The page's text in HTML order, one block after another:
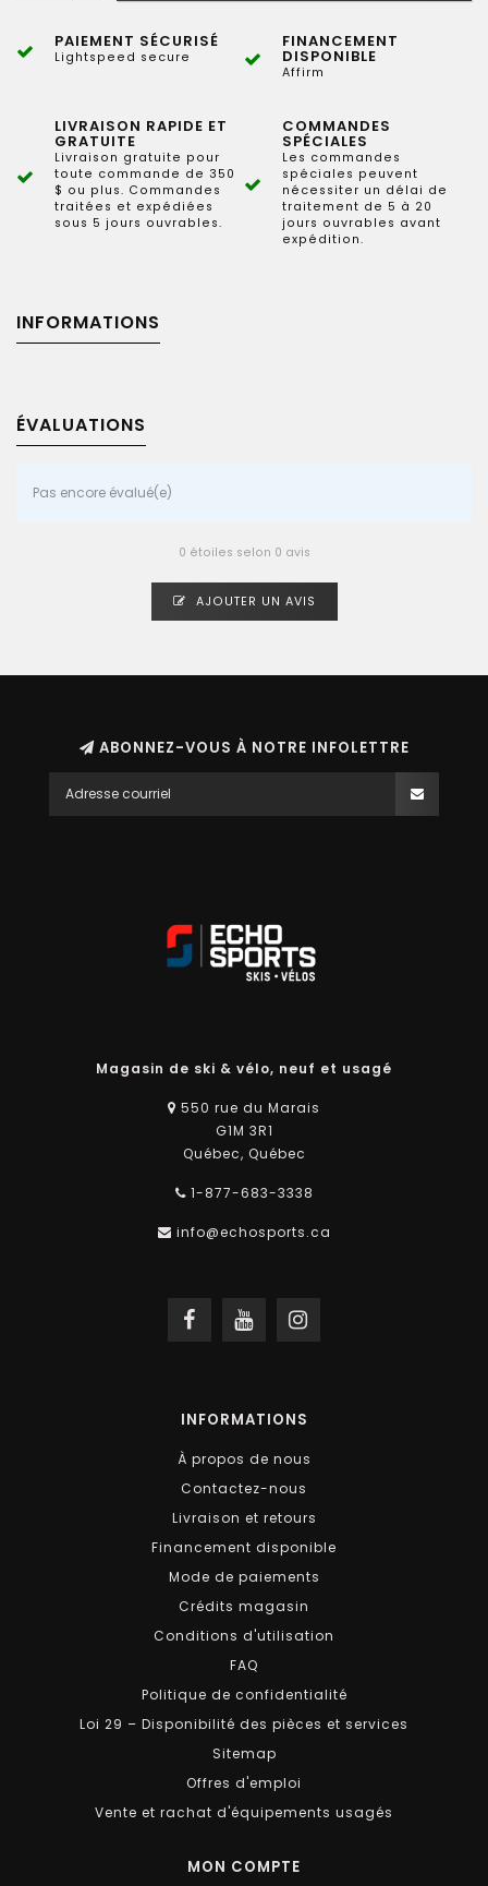
PAIEMENT SÉCURISÉ
Lightspeed secure
FINANCEMENT
DISPONIBLE
Affirm
LIVRAISON RAPIDE ET
GRATUITE
Livraison gratuite pour
toute commande de 350
$ ou plus. Commandes
traitées et expédiées
sous 5 jours ouvrables.
COMMANDES
SPÉCIALES
Les commandes
spéciales peuvent
nécessiter un délai de
traitement de 5 à 20
jours ouvrables avant
expédition.
INFORMATIONS
ÉVALUATIONS
Pas encore évalué(e)
0 étoiles selon 0 avis
AJOUTER UN AVIS
ABONNEZ-VOUS À NOTRE INFOLETTRE
Magasin de ski & vélo, neuf et usagé
550 rue du Marais
G1M 3R1
Québec, Québec
1-877-683-3338
info@echosports.ca
INFORMATIONS
À propos de nous
Contactez-nous
Livraison et retours
Financement disponible
Mode de paiements
Crédits magasin
Conditions d'utilisation
FAQ
Politique de confidentialité
Loi 29 – Disponibilité des pièces et services
Sitemap
Offres d'emploi
Vente et rachat d'équipements usagés
MON COMPTE